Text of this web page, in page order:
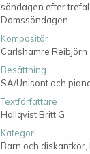
söndagen efter
Domssöndagen
Kompositör
Carlshamre Reibjörn
Besättning
SA/Unisont och
Textförfattare
Hallqvist Britt G
Kategori
Barn och diskantkör,